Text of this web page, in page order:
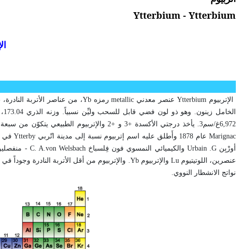
Ytterbium - Ytterbium
الإتربيوم Ytterbiumعنصر معدني metallicرمزهYb، من عناصر الأتربة النادرة، عدده الذري 70.
الخامل زينون. وهو ذو لون فضي قابل للسحب وليِّن نسبياً. وزنه الذري 173.04، درجة انصهاره 824
6,972غ/سم3. يأخذ درجتي الأكسدة +3 و +2 والإتربيوم الطبيعي يتكوّن من سبعة نظائر مستقرة. استحضر مركباته أول مرة الكيميائي السويسري دي مارينياك
Marignacعام 1878 وأَطلق عليه اسم إتربيوم نسبة إلى مدينة اتّربي Ytterbyفي
أورْبِنG
.
Urbain والكيميائي النمسوي فون فِلسباخC. A.von Welsbach
عنصرين، اللوتيتيومLu والإتربيومYb. والإتربيوم من أقل الأتربة النادرة
نواتج الانشطار النووي.